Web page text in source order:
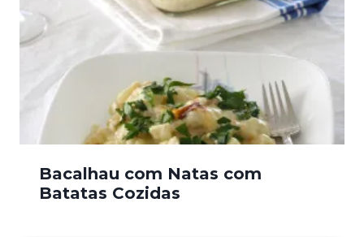
Bacalhau com Natas com
Batatas Cozidas